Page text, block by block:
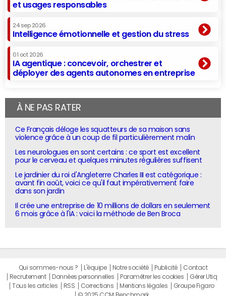
et usages responsables
24 sep 2026
Intelligence émotionnelle et gestion du stress
01 oct 2026
IA agentique : concevoir, orchestrer et
déployer des agents autonomes en entreprise
À NE PAS RATER
Ce Français déloge les squatteurs de sa maison sans
violence grâce à un coup de fil particulièrement malin
Les neurologues en sont certains : ce sport est excellent
pour le cerveau et quelques minutes régulières suffisent
Le jardinier du roi d'Angleterre Charles III est catégorique :
avant fin août, voici ce qu'il faut impérativement faire
dans son jardin
Il crée une entreprise de 10 millions de dollars en seulement
6 mois grâce à l'IA : voici la méthode de Ben Broca
Qui sommes-nous ? L'équipe Notre société Publicité
Contact
Recrutement
Données personnelles Paramétrer les cookies
Gérer Utiq
Tous les articles
RSS Corrections Mentions légales
Groupe Figaro